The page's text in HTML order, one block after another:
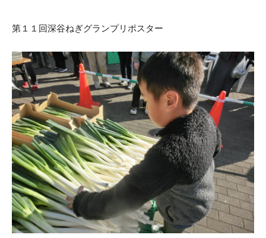
第１１回深谷ねぎグランプリポスター